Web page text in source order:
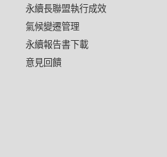
永續長聯盟執行成效
氣候變遷管理
永續報告書下載
意見回饋